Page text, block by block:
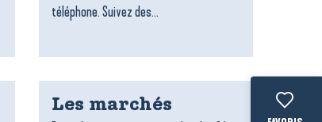
téléphone. Suivez des...
Les marchés